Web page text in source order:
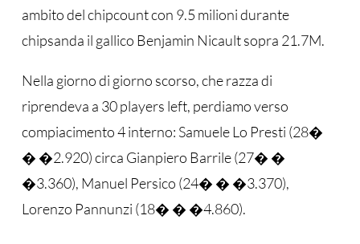
ambito del chipcount con 9.5 milioni durante
chipsanda il gallico Benjamin Nicault sopra 21.7M.
Nella giorno di giorno scorso, che razza di
riprendeva a 30 players left, perdiamo verso
compiacimento 4 interno: Samuele Lo Presti (28�
� �2.920) circa Gianpiero Barrile (27� �
�3.360), Manuel Persico (24� � �3.370),
Lorenzo Pannunzi (18� � �4.860).